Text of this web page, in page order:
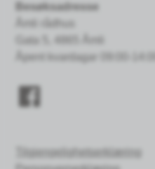
Besøksadresse
Åmli rådhus
Gata 5, 4865 Åmli
Åpent kvardagar 09:00-14:00
Tilgjengelighetserklæring